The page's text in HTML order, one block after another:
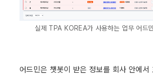
실제 TPA KOREA가 사용하는 업무 어드
어드민은 챗봇이 받은 정보를 회사 안에서